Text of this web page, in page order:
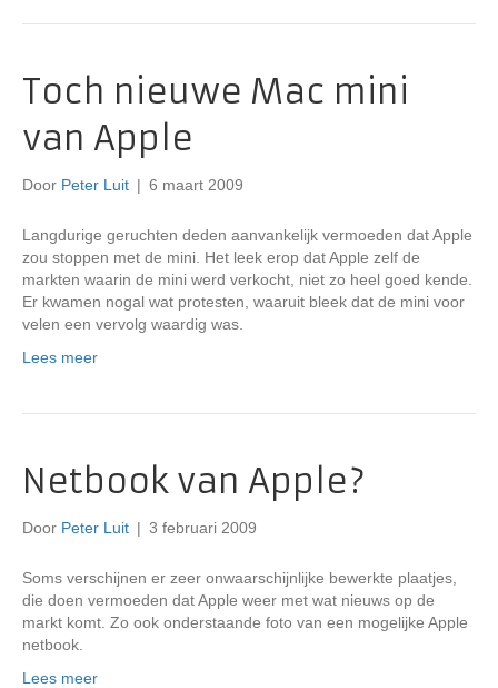
Toch nieuwe Mac mini
van Apple
Door Peter Luit | 6 maart 2009
Langdurige geruchten deden aanvankelijk vermoeden dat Apple
zou stoppen met de mini. Het leek erop dat Apple zelf de
markten waarin de mini werd verkocht, niet zo heel goed kende.
Er kwamen nogal wat protesten, waaruit bleek dat de mini voor
velen een vervolg waardig was.
Lees meer
Netbook van Apple?
Door Peter Luit | 3 februari 2009
Soms verschijnen er zeer onwaarschijnlijke bewerkte plaatjes,
die doen vermoeden dat Apple weer met wat nieuws op de
markt komt. Zo ook onderstaande foto van een mogelijke Apple
netbook.
Lees meer